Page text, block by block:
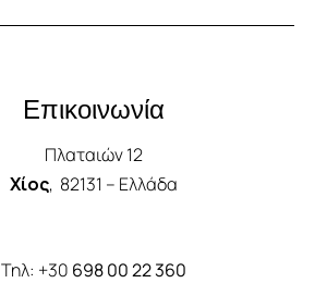
Επικοινωνία
Πλαταιών 12
Χίος, 82131 – Ελλάδα
Τηλ: +30 698 00 22 360